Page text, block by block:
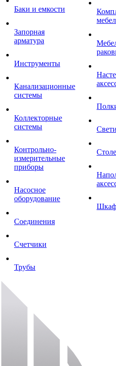
Баки и емкости
Запорная
арматура
Инструменты
Канализационные
системы
Коллекторные
системы
Контрольно-
измерительные
приборы
Насосное
оборудование
Соединения
Счетчики
Трубы